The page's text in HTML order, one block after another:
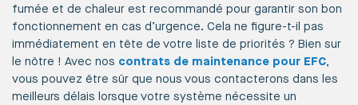
fumée et de chaleur est recommandé pour garantir son bon
fonctionnement en cas d’urgence. Cela ne figure-t-il pas
immédiatement en tête de votre liste de priorités ? Bien sur
le nôtre ! Avec nos contrats de maintenance pour EFC,
vous pouvez être sûr que nous vous contacterons dans les
meilleurs délais lorsque votre système nécessite un